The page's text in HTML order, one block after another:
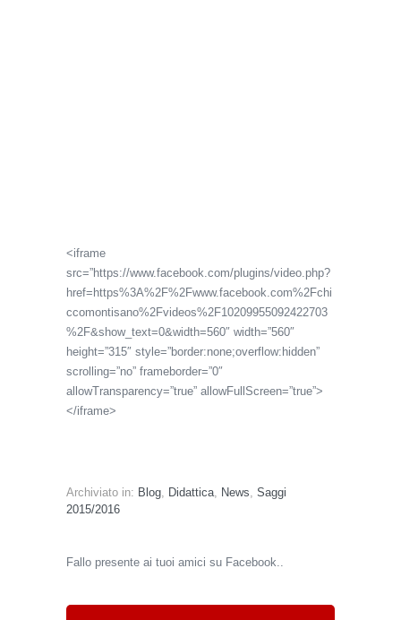
<iframe
src=”https://www.facebook.com/plugins/video.php?
href=https%3A%2F%2Fwww.facebook.com%2Fchi
ccomontisano%2Fvideos%2F10209955092422703
%2F&show_text=0&width=560″ width=”560″
height=”315″ style=”border:none;overflow:hidden”
scrolling=”no” frameborder=”0″
allowTransparency=”true” allowFullScreen=”true”>
</iframe>
Archiviato in: Blog, Didattica, News, Saggi
2015/2016
Fallo presente ai tuoi amici su Facebook..